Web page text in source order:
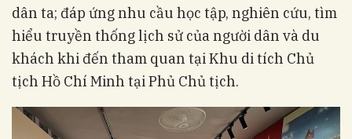
dân ta; đáp ứng nhu cầu học tập, nghiên cứu, tìm
hiểu truyền thống lịch sử của người dân và du
khách khi đến tham quan tại Khu di tích Chủ
tịch Hồ Chí Minh tại Phủ Chủ tịch.